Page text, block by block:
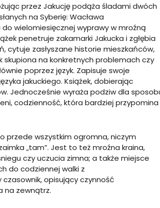
przez Jakucję podąża śladami dwóch
na Syberię: Wacława
do wielomiesięcznej wyprawy w mroźną
penetruje zakamarki Jakucka i zgłębia
cytuje zasłyszane historie mieszkańców,
na konkretnych problemach czy
poprzez język. Zapisuje swoje
jakuckiego. Książek, dobierając
Jednocześnie wyraża podziw dla
codzienność, która bardziej przypomina
przede wszystkim ogromna, niczym
„tam”. Jest to też mroźna kraina,
czy uczucia zimna; a także miejsce
do codziennej walki z
opisujący czynność
na zewnątrz.